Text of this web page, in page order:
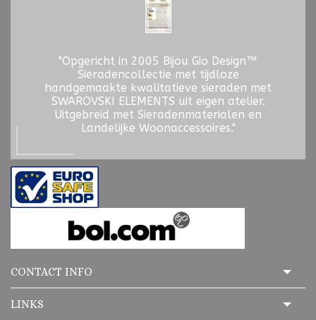
"Opgericht in 2005 Bijou Gio Design™
Sieradencollectie met tijdloze
handgemaakte kwalitatieve sieraden met
SWAROVSKI ELEMENTS uit eigen atelier.
Uitgebreid met Sieradenmaterialen en
Landelijke Woonaccessoires."
CONTACT INFO
LINKS